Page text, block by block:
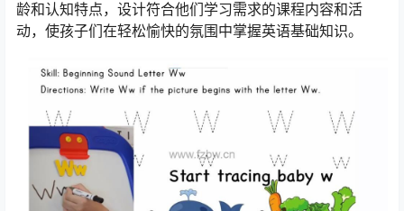
龄和认知特点，设计符合他们学习需求的课程内容和活
动，使孩子们在轻松愉快的氛围中掌握英语基础知识。